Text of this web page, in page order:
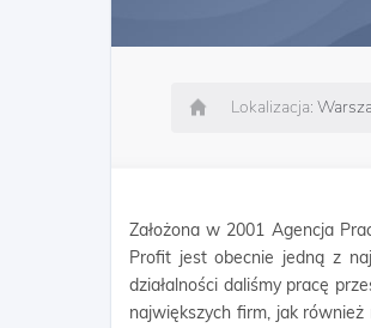
Lokalizacja:
Założona w 2001 Agencja
Profit jest obecnie jedną z
działalności daliśmy pracę
największych firm, jak